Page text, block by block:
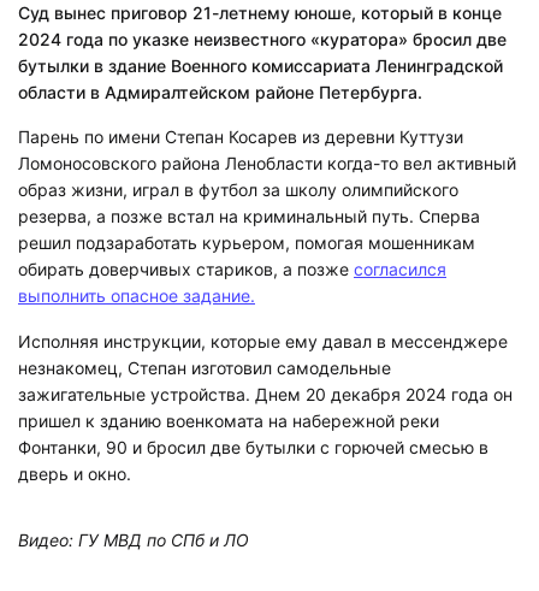
Суд вынес приговор 21-летнему юноше, который в конце
2024 года по указке неизвестного «куратора» бросил две
бутылки в здание Военного комиссариата Ленинградской
области в Адмиралтейском районе Петербурга.
Парень по имени Степан Косарев из деревни Куттузи
Ломоносовского района Ленобласти когда-то вел активный
образ жизни, играл в футбол за школу олимпийского
резерва, а позже встал на криминальный путь. Сперва
решил подзаработать курьером, помогая мошенникам
обирать доверчивых стариков, а позже согласился
выполнить опасное задание.
Исполняя инструкции, которые ему давал в мессенджере
незнакомец, Степан изготовил самодельные
зажигательные устройства. Днем 20 декабря 2024 года он
пришел к зданию военкомата на набережной реки
Фонтанки, 90 и бросил две бутылки с горючей смесью в
дверь и окно.
Видео: ГУ МВД по СПб и ЛО